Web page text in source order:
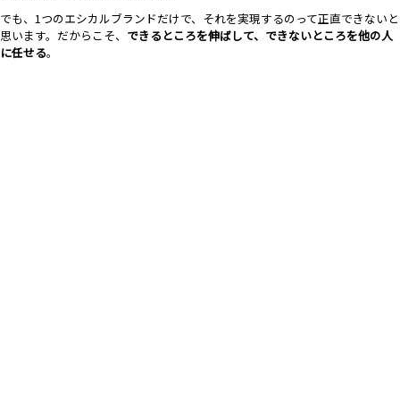
でも、1つのエシカルブランドだけで、それを実現するのって正直できないと
思います。だからこそ、 できるところを伸ばして、できないところを他の人
に任せる。